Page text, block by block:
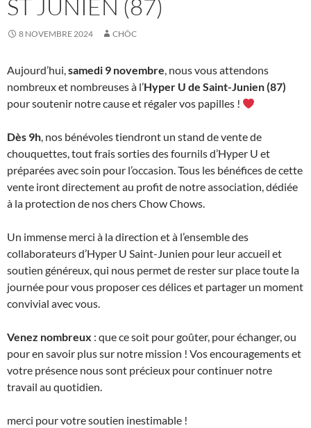
ST JUNIEN (87)
8 NOVEMBRE 2024 CHÔC
Aujourd’hui,samedi 9 novembre, nous vous attendons
nombreux et nombreuses à l’Hyper U de Saint-Junien (87)
pour soutenir notre cause et régaler vos papilles !
Dès 9h, nos bénévoles tiendront un stand de vente de
chouquettes, tout frais sorties des fournils d’Hyper U et
préparées avec soin pour l’occasion. Tous les bénéfices de cette
vente iront directement au profit de notre association, dédiée
à la protection de nos chers Chow Chows.
Un immense merci à la direction et à l’ensemble des
collaborateurs d’Hyper U Saint-Junien pour leur accueil et
soutien généreux, qui nous permet de rester sur place toute la
journée pour vous proposer ces délices et partager un moment
convivial avec vous.
Venez nombreux : que ce soit pour goûter, pour échanger, ou
pour en savoir plus sur notre mission ! Vos encouragements et
votre présence nous sont précieux pour continuer notre
travail au quotidien.
merci pour votre soutien inestimable !